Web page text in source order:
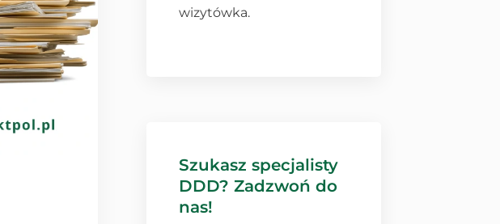
wizytówka.
Szukasz specjalisty
DDD? Zadzwoń do
nas!